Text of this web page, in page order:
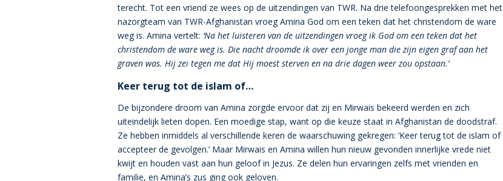
terecht. Tot een vriend ze wees op de uitzendingen van TWR. Na drie telefoongesprekken met het
nazorgteam van TWR-Afghanistan vroeg Amina God om een teken dat het christendom de ware
weg is. Amina vertelt: ‘Na het luisteren van de uitzendingen vroeg ik God om een teken dat het
christendom de ware weg is. Die nacht droomde ik over een jonge man die zijn eigen graf aan het
graven was. Hij zei tegen me dat Hij moest sterven en na drie dagen weer zou opstaan.’
Keer terug tot de islam of…
De bijzondere droom van Amina zorgde ervoor dat zij en Mirwais bekeerd werden en zich
uiteindelijk lieten dopen. Een moedige stap, want op die keuze staat in Afghanistan de doodstraf.
Ze hebben inmiddels al verschillende keren de waarschuwing gekregen: ‘Keer terug tot de islam of
accepteer de gevolgen.’ Maar Mirwais en Amina willen hun nieuw gevonden innerlijke vrede niet
kwijt en houden vast aan hun geloof in Jezus. Ze delen hun ervaringen zelfs met vrienden en
familie, en Amina’s zus ging ook geloven.